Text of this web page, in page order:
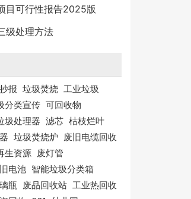
目可行性报告2025版
级处理方法
报 垃圾焚烧 工业垃圾
分类宣传 可回收物
圾处理器 滤芯 枯枝烂叶
垃圾焚烧炉 废旧电缆回收
生资源 废灯管
电池 智能垃圾分类箱
瓶 废品回收站 工业热回收